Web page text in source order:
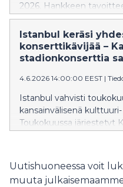
2026. Hankkeen
kulttuuriperintöä
– myös normaalien
Istanbul keräsi
konserttikävijää –
stadionkonserttia
4.6.2026 14:00:00 EEST |
Istanbul vahvisti
kansainvälisenä
Toukokuussa järjestetyt
yhteensä yli 140 000
maailmaa.
Uutishuoneessa voit
muuta